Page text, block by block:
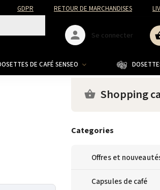
GDPR RETOUR DE MARCHANDISES
Se connecter
DE CAFÉ SENSEO
Shopping
Categories
Offres et
Capsules de café